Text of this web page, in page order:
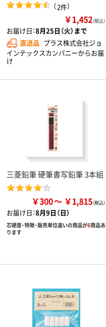
（2件）
￥1,452（税込）
お届け日：8月25日（火）まで
直送品 プラス株式会社ジョ
インテックスカンパニーからお届
け
三菱鉛筆 硬筆書写鉛筆 3本組
￥300 ￥1,815
お届け日：8月9日（日）
芯硬度・特徴・販売単位違いの商品が6商品あ
ります